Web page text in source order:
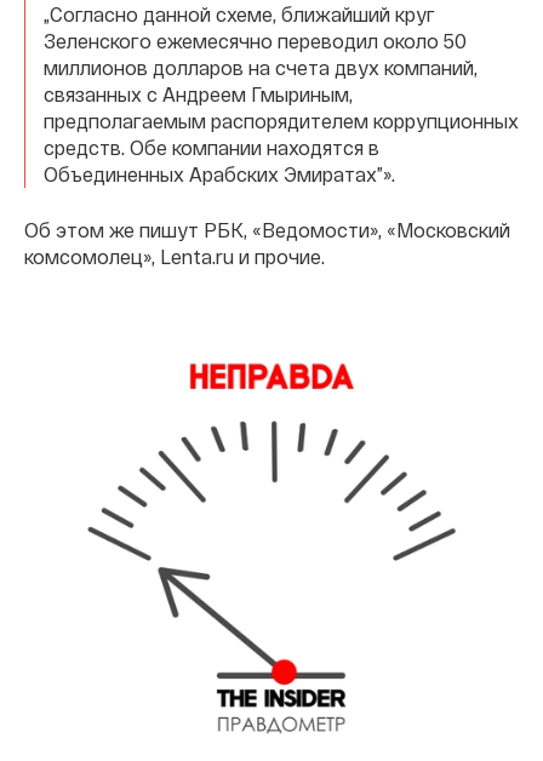
„Согласно данной схеме, ближайший круг
Зеленского ежемесячно переводил около 50
миллионов долларов на счета двух компаний,
связанных с Андреем Гмыриным,
предполагаемым распорядителем коррупционных
средств. Обе компании находятся в
Объединенных Арабских Эмиратах”».
Об этом же пишут РБК, «Ведомости», «Московский
комсомолец», Lenta.ru и прочие.